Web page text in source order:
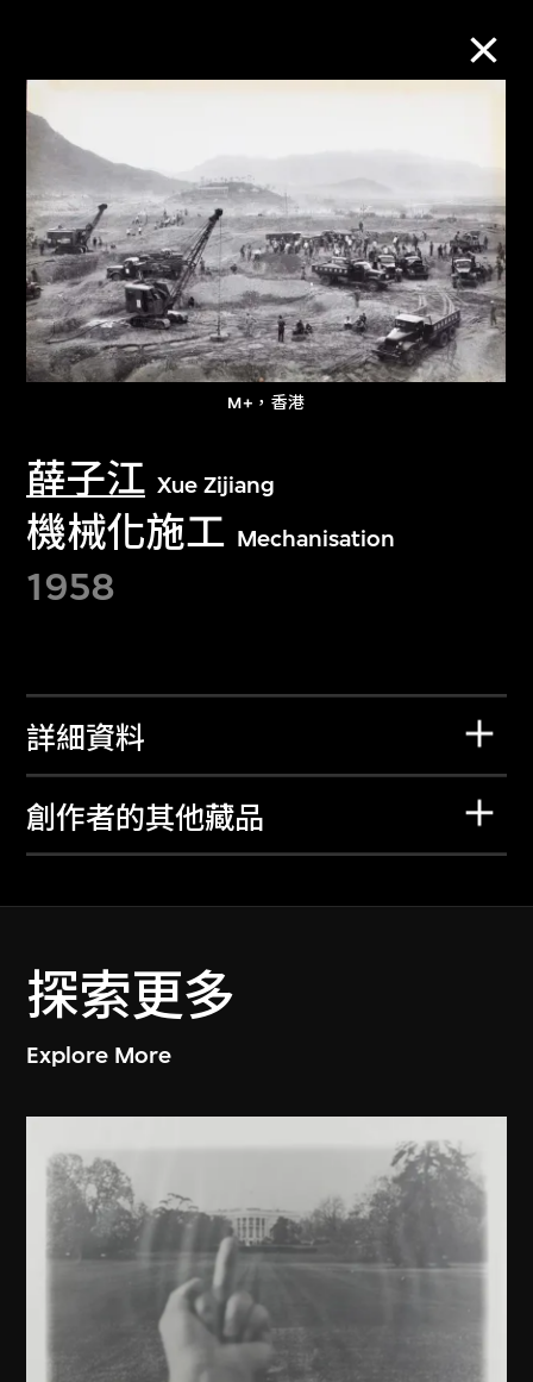
M+，香港
薛子江 Xue Zijiang
機械化施工 Mechanisation
1958
詳細資料
創作者的其他藏品
探索更多
Explore More
進一步篩選 搜索
關於M+藏品
文化藏品。